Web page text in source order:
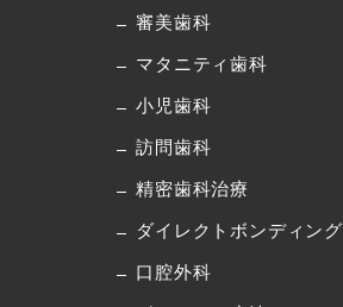
審美歯科
マタニティ歯科
小児歯科
訪問歯科
精密歯科治療
ダイレクトボンディング
口腔外科